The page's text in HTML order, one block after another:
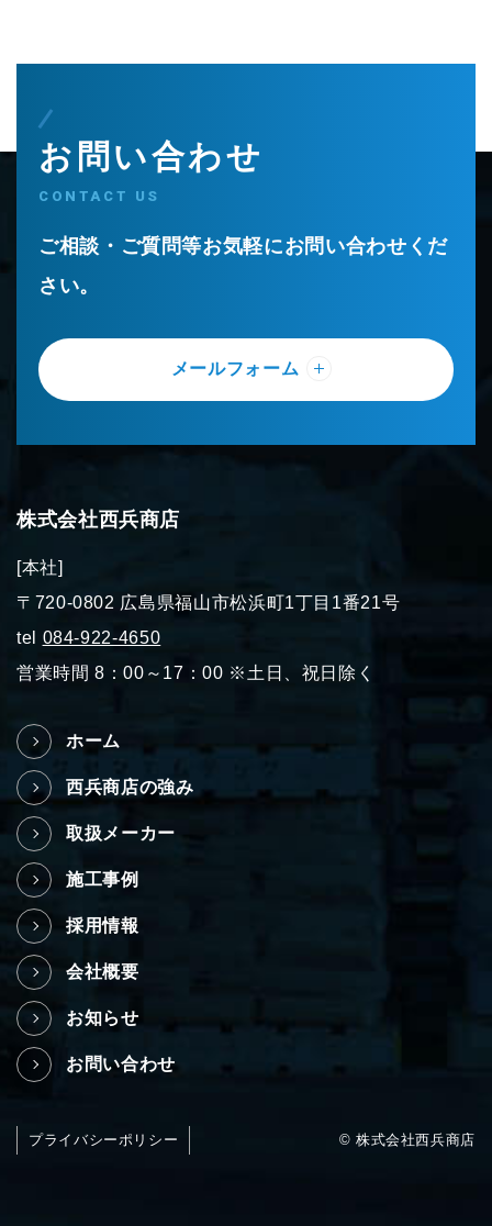
お問い合わせ
CONTACT US
ご相談・ご質問等お気軽にお問い合わせくだ
さい。
メールフォーム
株式会社西兵商店
[本社]
〒720-0802 広島県福山市松浜町1丁目1番21号
tel 084-922-4650
営業時間 8：00～17：00 ※土日、祝日除く
ホーム
西兵商店の強み
取扱メーカー
施工事例
採用情報
会社概要
お知らせ
お問い合わせ
プライバシーポリシー © 株式会社西兵商店